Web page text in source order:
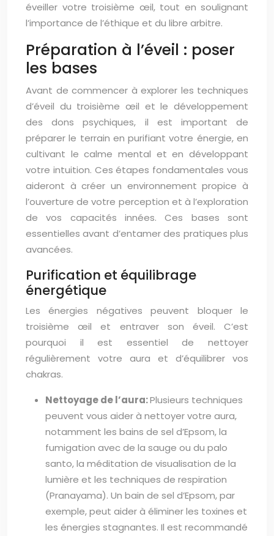
éveiller votre troisième œil, tout en soulignant
l’importance de l’éthique et du libre arbitre.
Préparation à l’éveil : poser
les bases
Avant de commencer à explorer les techniques
d’éveil du troisième œil et le développement
des dons psychiques, il est important de
préparer le terrain en purifiant votre énergie, en
cultivant le calme mental et en développant
votre intuition. Ces étapes fondamentales vous
aideront à créer un environnement propice à
l’ouverture de votre perception et à l’exploration
de vos capacités innées. Ces bases sont
essentielles avant d’entamer des pratiques plus
avancées.
Purification et équilibrage
énergétique
Les énergies négatives peuvent bloquer le
troisième œil et entraver son éveil. C’est
pourquoi il est essentiel de nettoyer
régulièrement votre aura et d’équilibrer vos
chakras.
Nettoyage de l’aura:Plusieurs techniques
peuvent vous aider à nettoyer votre aura,
notamment les bains de sel d’Epsom, la
fumigation avec de la sauge ou du palo
santo, la méditation de visualisation de la
lumière et les techniques de respiration
(Pranayama). Un bain de sel d’Epsom, par
exemple, peut aider à éliminer les toxines et
les énergies stagnantes. Il est recommandé